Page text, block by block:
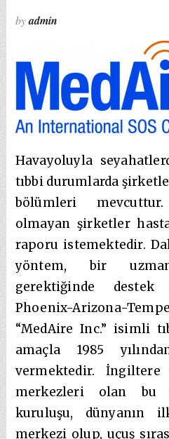
byadmin
Havayoluyla
tıbbi durumlarda
bölümleri
olmayan şirketler
raporu istemektedir.
yöntem, bir
gerektiğinde destek
Phoenix-Arizona-
“MedAire Inc.” isimli
amaçla 1985
vermektedir. İngiltere
merkezleri olan bu
kuruluşu, dünyanın
merkezi olup, uçuş